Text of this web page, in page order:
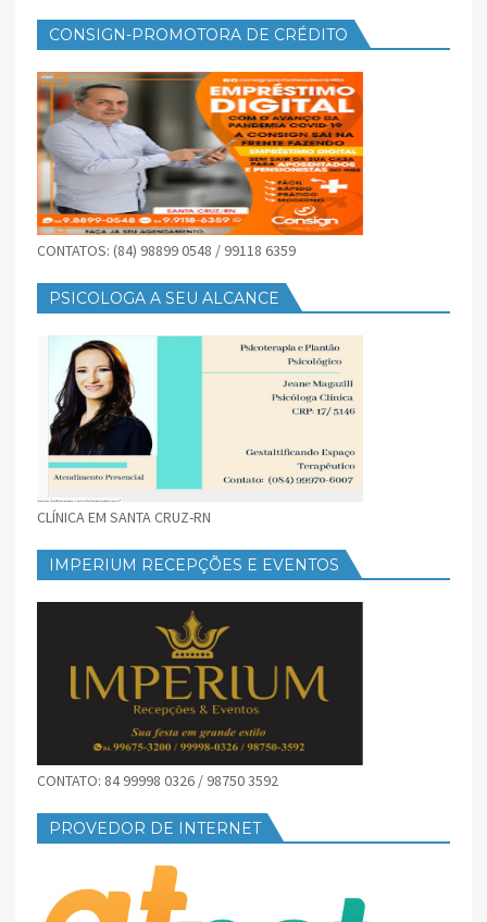
CONSIGN-PROMOTORA DE CRÉDITO
CONTATOS: (84) 98899 0548 / 99118 6359
PSICOLOGA A SEU ALCANCE
CLÍNICA EM SANTA CRUZ-RN
IMPERIUM RECEPÇÕES E EVENTOS
CONTATO: 84 99998 0326 / 98750 3592
PROVEDOR DE INTERNET